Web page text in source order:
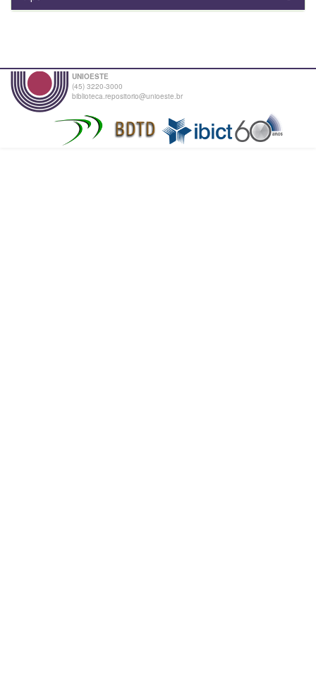
UNIOESTE
(45) 3220-3000
biblioteca.repositorio@unioeste.br